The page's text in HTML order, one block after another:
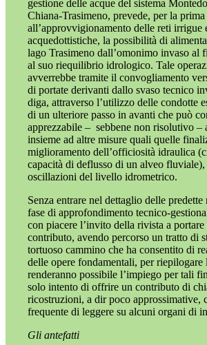
gestione delle acque del sistema
Chiana-Trasimeno, prevede, per la
all’approvvigionamento delle reti irrigue
acquedottistiche, la possibilità di
lago Trasimeno dall’omonimo invaso al
al suo riequilibrio idrologico. Tale
avverrebbe tramite il convogliamento
di portate derivanti dallo svaso tecnico
diga, attraverso l’utilizzo delle condotte
di un ulteriore passo in avanti che può
apprezzabile – sebbene non risolutivo –
insieme ad altre misure quali quelle
miglioramento dell’officiosità idraulica
capacità di deflusso di un alveo fluviale),
oscillazioni del livello idrometrico.
Senza entrare nel dettaglio delle predette
fase di approfondimento tecnico-
con piacere l’invito della rivista a portare
contributo, avendo percorso un tratto di
tortuoso cammino che ha consentito di
delle opere fondamentali, per riepilogare
renderanno possibile l’impiego per tali
solo intento di offrire un contributo di
ricostruzioni, a dir poco approssimative,
frequente di leggere su alcuni organi di
Gli antefatti